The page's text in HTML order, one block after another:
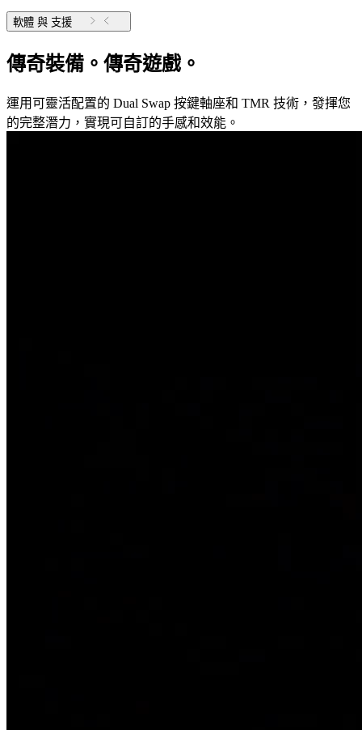
軟體 與 支援
傳奇裝備。傳奇遊戲。
運用可靈活配置的 Dual Swap 按鍵軸座和 TMR 技術，發揮您
的完整潛力，實現可自訂的手感和效能。